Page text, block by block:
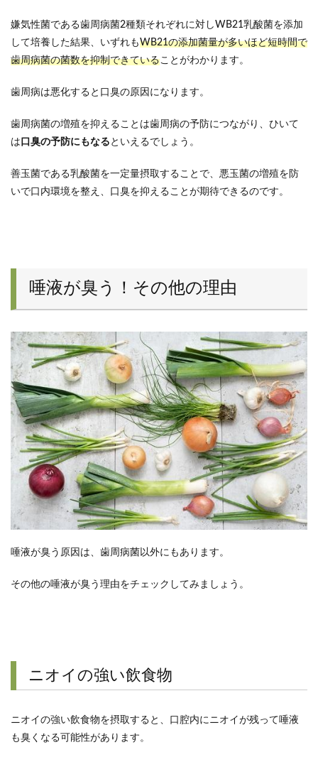
嫌気性菌である歯周病菌2種類それぞれに対しWB21乳酸菌を添加
して培養した結果、いずれもWB21の添加菌量が多いほど短時間で
歯周病菌の菌数を抑制できていることがわかります。
歯周病は悪化すると口臭の原因になります。
歯周病菌の増殖を抑えることは歯周病の予防につながり、ひいて
は 口臭の予防にもなる といえるでしょう。
善玉菌である乳酸菌を一定量摂取することで、悪玉菌の増殖を防
いで口内環境を整え、口臭を抑えることが期待できるのです。
唾液が臭う！その他の理由
唾液が臭う原因は、歯周病菌以外にもあります。
その他の唾液が臭う理由をチェックしてみましょう。
ニオイの強い飲食物
ニオイの強い飲食物を摂取すると、口腔内にニオイが残って唾液
も臭くなる可能性があります。